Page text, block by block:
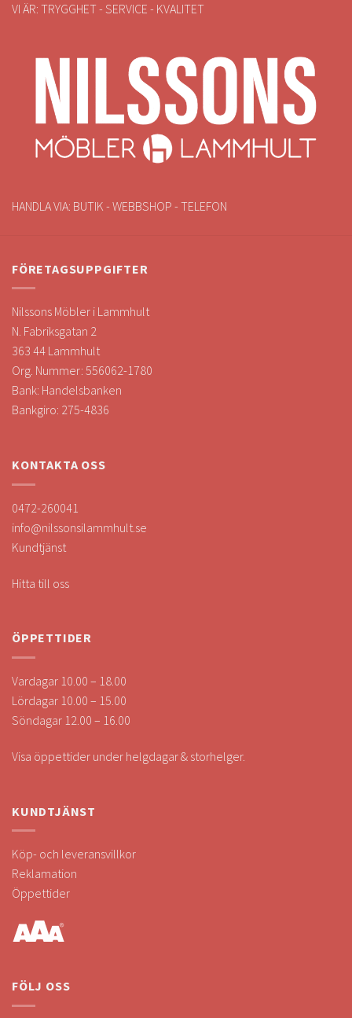
VI ÄR: TRYGGHET - SERVICE - KVALITET
HANDLA VIA: BUTIK - WEBBSHOP - TELEFON
FÖRETAGSUPPGIFTER
Nilssons Möbler i Lammhult
N. Fabriksgatan 2
363 44 Lammhult
Org. Nummer: 556062-1780
Bank: Handelsbanken
Bankgiro: 275-4836
KONTAKTA OSS
0472-260041
info@nilssonsilammhult.se
Kundtjänst
Hitta till oss
ÖPPETTIDER
Vardagar 10.00 – 18.00
Lördagar 10.00 – 15.00
Söndagar 12.00 – 16.00
Visa öppettider under helgdagar & storhelger.
KUNDTJÄNST
Köp- och leveransvillkor
Reklamation
Öppettider
FÖLJ OSS